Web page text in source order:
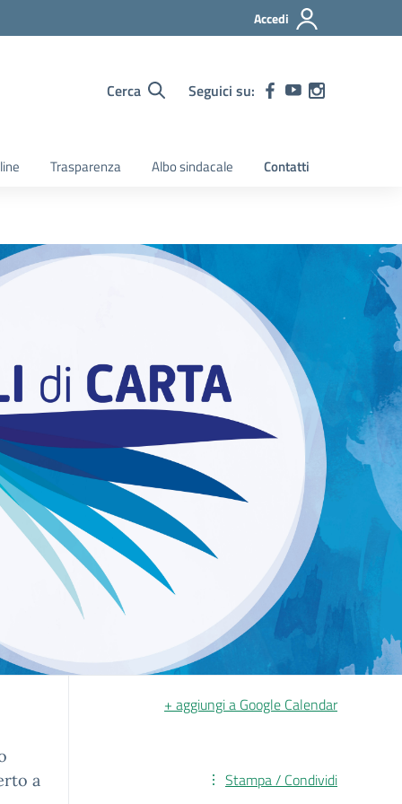
Accedi
Cerca Seguici su:
Trasparenza Albo sindacale Contatti
a
+ aggiungi a Google Calendar
Stampa / Condividi